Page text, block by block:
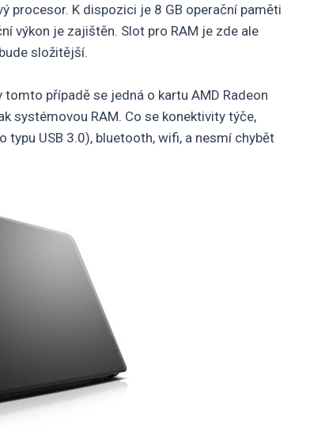
procesor. K dispozici je 8 GB operační paměti
výkon je zajištěn. Slot pro RAM je zde ale
složitější.
případě se jedná o kartu AMD Radeon
systémovou RAM. Co se konektivity týče,
USB 3.0), bluetooth, wifi, a nesmí chybět